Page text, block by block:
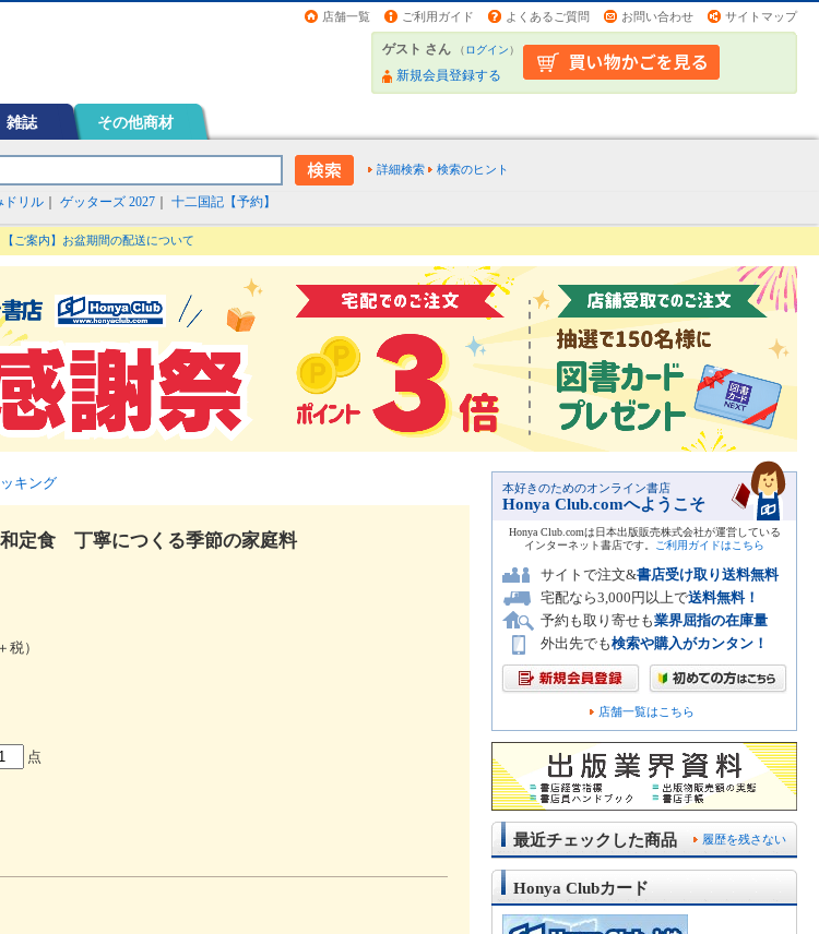
店舗一覧 ご利用ガイド よくあるご質問 お問い合わせ サイトマップ
ゲスト さん （ログイン）
新規会員登録する
雑誌 その他商材
詳細検索 検索のヒント
ドリル ゲッターズ 2027 十二国記【予約】
【ご案内】お盆期間の配送について
キング
定食 丁寧につくる季節の家庭料
税）
点
本好きのためのオンライン書店
Honya Club.comへようこそ
Honya Club.comは日本出版販売株式会社が運営している
インターネット書店です。
ご利用ガイドはこちら
サイトで注文&書店受け取り送料無料
宅配なら3,000円以上で送料無料！
予約も取り寄せも業界屈指の在庫量
外出先でも検索や購入がカンタン！
店舗一覧はこちら
履歴を残さない
最近チェックした商品
Honya Clubカード